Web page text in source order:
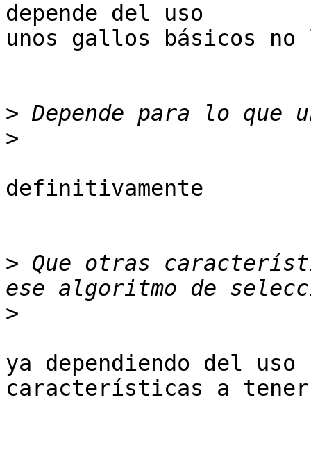
depende del uso
unos gallos básicos
>
>
definitivamente
> Que otras
>
ya dependiendo del uso
características a